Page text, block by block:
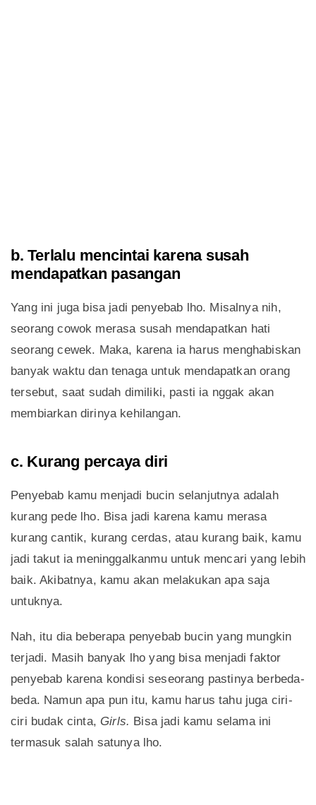
b. Terlalu mencintai karena susah
mendapatkan pasangan
Yang ini juga bisa jadi penyebab lho. Misalnya nih,
seorang cowok merasa susah mendapatkan hati
seorang cewek. Maka, karena ia harus menghabiskan
banyak waktu dan tenaga untuk mendapatkan orang
tersebut, saat sudah dimiliki, pasti ia nggak akan
membiarkan dirinya kehilangan.
c. Kurang percaya diri
Penyebab kamu menjadi bucin selanjutnya adalah
kurang pede lho. Bisa jadi karena kamu merasa
kurang cantik, kurang cerdas, atau kurang baik, kamu
jadi takut ia meninggalkanmu untuk mencari yang lebih
baik. Akibatnya, kamu akan melakukan apa saja
untuknya.
Nah, itu dia beberapa penyebab bucin yang mungkin
terjadi. Masih banyak lho yang bisa menjadi faktor
penyebab karena kondisi seseorang pastinya berbeda-
beda. Namun apa pun itu, kamu harus tahu juga ciri-
ciri budak cinta, Girls. Bisa jadi kamu selama ini
termasuk salah satunya lho.